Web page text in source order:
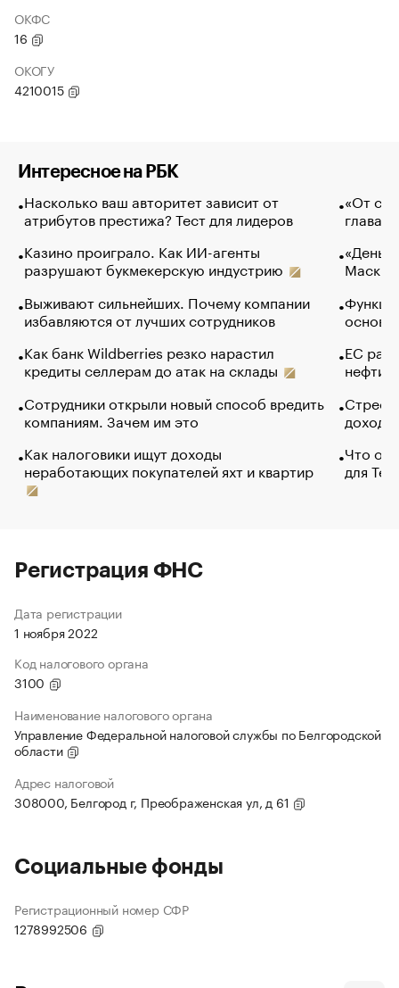
ОКФС
16
ОКОГУ
4210015
Интересное на РБК
Насколько ваш авторитет зависит от
атрибутов престижа? Тест для лидеров
Казино проиграло. Как ИИ-агенты
разрушают букмекерскую индустрию
Выживают сильнейших. Почему компании
избавляются от лучших сотрудников
Как банк Wildberries резко нарастил
кредиты селлерам до атак на склады
Сотрудники открыли новый способ вредить
компаниям. Зачем им это
Как налоговики ищут доходы
неработающих покупателей яхт и квартир
«От
глава
Маск в
основ
ЕС
нефти
Что
для
Регистрация ФНС
Дата регистрации
1 ноября 2022
Код налогового органа
3100
Наименование налогового органа
Управление Федеральной налоговой службы по Белгородской
области
Адрес налоговой
308000, Белгород г, Преображенская ул, д 61
Социальные фонды
Регистрационный номер СФР
1278992506